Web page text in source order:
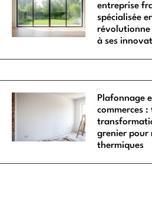
entreprise
spécialisée
révolutionne
à ses
Plafonnage
commerces :
grenier pour
thermiques